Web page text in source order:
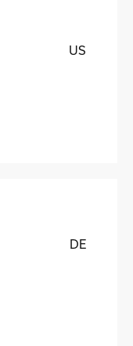
US
DE